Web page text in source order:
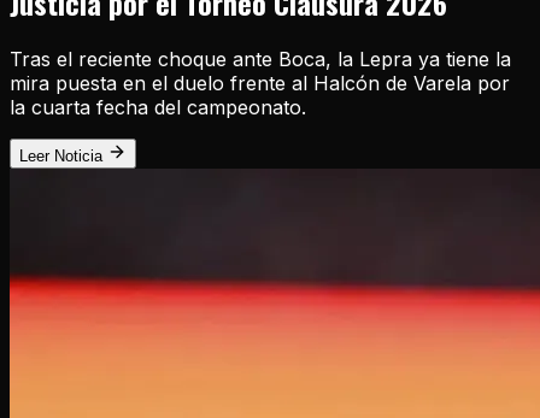
Tras el reciente choque ante Boca, la Lepra ya tiene la
mira puesta en el duelo frente al Halcón de Varela por
la cuarta fecha del campeonato.
Leer Noticia